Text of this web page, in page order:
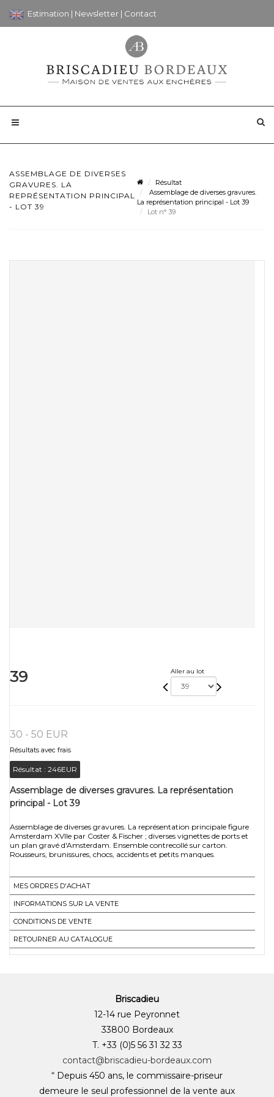
Estimation | Newsletter | Contact
ASSEMBLAGE DE DIVERSES
GRAVURES. LA
REPRÉSENTATION PRINCIPAL
- LOT 39
Résultat
Assemblage de diverses gravures.
La représentation principal - Lot 39
Lot n° 39
39 Aller au lot
30 - 50 EUR
Résultats avec frais
Résultat : 246EUR
Assemblage de diverses gravures. La représentation
principal - Lot 39
Assemblage de diverses gravures. La représentation principale figure
Amsterdam XVIIe par Coster & Fischer ; diverses vignettes de ports et
un plan gravé d'Amsterdam. Ensemble contrecollé sur carton.
Rousseurs, brunissures, chocs, accidents et petits manques.
MES ORDRES D'ACHAT
INFORMATIONS SUR LA VENTE
CONDITIONS DE VENTE
RETOURNER AU CATALOGUE
Briscadieu
12-14 rue Peyronnet
33800 Bordeaux
T. +33 (0)5 56 31 32 33
contact@briscadieu-bordeaux.com
“ Depuis 450 ans, le commissaire-priseur
demeure le seul professionnel de la vente aux